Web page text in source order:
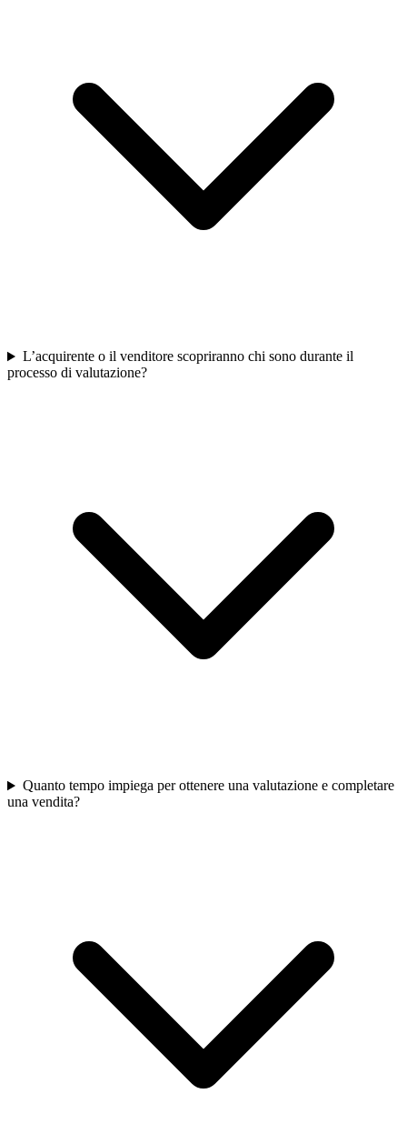
L’acquirente o il venditore scopriranno chi sono durante il
processo di valutazione?
Quanto tempo impiega per ottenere una valutazione e completare
una vendita?